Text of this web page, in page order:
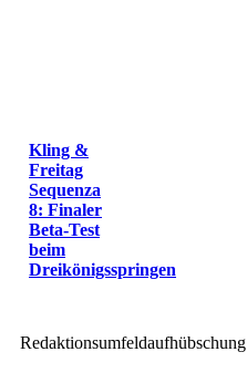
Kling &
Freitag
Sequenza
8: Finaler
Beta-Test
beim
Dreikönigsspringen
Redaktionsumfeldaufhübschung